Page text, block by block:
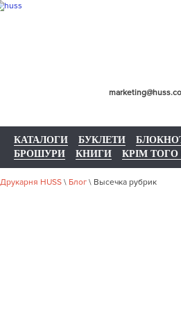
КАТАЛОГИ БУКЛЕТИ
БРОШУРИ
КНИГИ КРІМ
Друкарня HUSS \ Блог \ Высечка рубрик